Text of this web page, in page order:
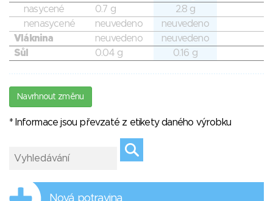
nasycené
0.7 g
2.8 g
nenasycené
neuvedeno
neuvedeno
Vláknina
neuvedeno
neuvedeno
Sůl
0.04 g 0.16 g
Navrhnout změnu
* Informace jsou převzaté z etikety daného výrobku
Nová potravina